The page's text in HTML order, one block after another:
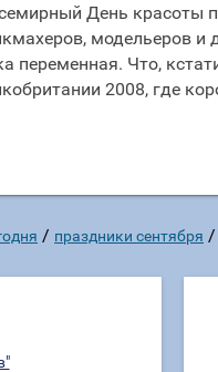
День красоты
модельеров и
переменная. Что,
2008, где
/ праздники сентября /